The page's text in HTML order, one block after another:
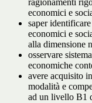
ragionamenti
economici e
saper
economici e
alla dimensione
osservare
economiche
avere acquisito
modalità e
ad un livello B1